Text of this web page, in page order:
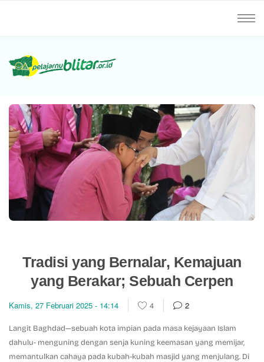
Tradisi yang Bernalar, Kemajuan
yang Berakar; Sebuah Cerpen
Kamis, 27 Februari 2025 - 14:14 4 2
Langit Baghdad—sebuah kota impian pada masa kejayaan Islam
dahulu- menguning dengan senja kuning keemasan yang memijar,
memantulkan cahaya pada kubah-kubah masjid yang menjulang. Di